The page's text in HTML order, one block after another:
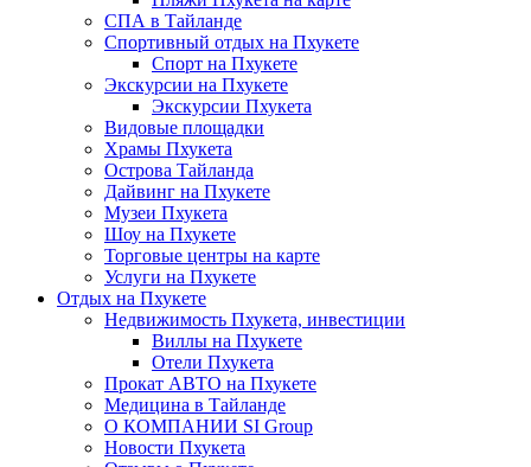
СПА в Тайланде
Спортивный отдых на Пхукете
Спорт на Пхукете
Экскурсии на Пхукете
Экскурсии Пхукета
Видовые площадки
Храмы Пхукета
Острова Тайланда
Дайвинг на Пхукете
Музеи Пхукета
Шоу на Пхукете
Торговые центры на карте
Услуги на Пхукете
Отдых на Пхукете
Недвижимость Пхукета, инвестиции
Виллы на Пхукете
Отели Пхукета
Прокат АВТО на Пхукете
Медицина в Тайланде
О КОМПАНИИ SI Group
Новости Пхукета